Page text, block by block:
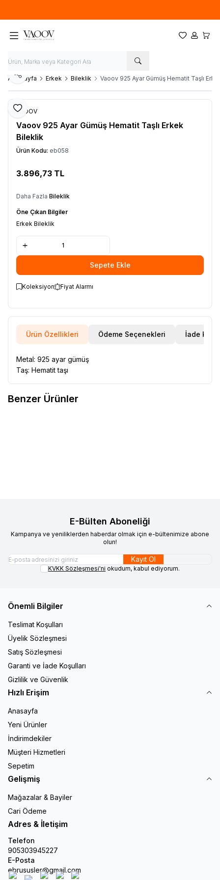
Favorilerim
Hesabım
Ana Sayfa Erkek Bileklik Vaoov 925 Ayar Gümüş Hematit Taşlı
Favoriye Ekle
Paylaş
VAOOV
Vaoov 925 Ayar Gümüş Hematit Taşlı Erkek
Bileklik
Ürün Kodu: eb058
3.896,73 TL
Daha Fazla Bileklik
Öne Çıkan Bilgiler
Erkek Bileklik
Sepete Ekle
Koleksiyon Fiyat Alarmı
Ürün Özellikleri Ödeme Seçenekleri İade
Metal: 925 ayar gümüş
Taş: Hematit taşı
Benzer Ürünler
E-Bülten Aboneliği
Kampanya ve yeniliklerden haberdar olmak için e-bültenimize abone
olun!
Kayıt Ol
KVKK Sözleşmesi'ni okudum, kabul ediyorum.
Önemli Bilgiler
Teslimat Koşulları
Üyelik Sözleşmesi
Satış Sözleşmesi
Garanti ve İade Koşulları
Gizlilik ve Güvenlik
Hızlı Erişim
Anasayfa
Yeni Ürünler
İndirimdekiler
Müşteri Hizmetleri
Sepetim
Gelişmiş
Mağazalar & Bayiler
Cari Ödeme
Adres & İletişim
Telefon
905303945227
E-Posta
ebrususler@gmail.com